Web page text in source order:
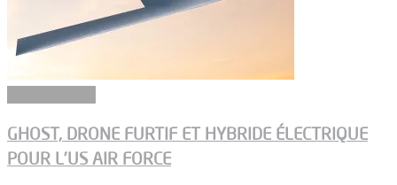
GHOST, DRONE FURTIF ET HYBRIDE ÉLECTRIQUE
POUR L’US AIR FORCE